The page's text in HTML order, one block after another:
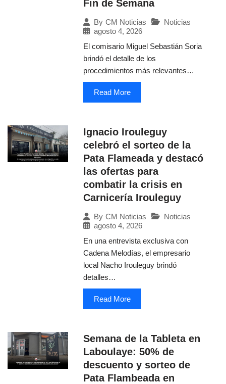
Fin de Semana
By CM Noticias
Noticias
agosto 4, 2026
El comisario Miguel Sebastián Soria
brindó el detalle de los
procedimientos más relevantes…
Read More
Ignacio Irouleguy
celebró el sorteo de la
Pata Flameada y destacó
las ofertas para
combatir la crisis en
Carnicería Irouleguy
By CM Noticias
Noticias
agosto 4, 2026
En una entrevista exclusiva con
Cadena Melodías, el empresario
local Nacho Irouleguy brindó
detalles…
Read More
Semana de la Tableta en
Laboulaye: 50% de
descuento y sorteo de
Pata Flambeada en